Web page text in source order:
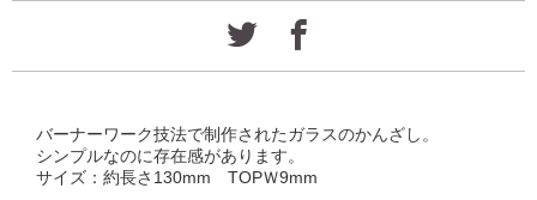
バーナーワーク技法で制作されたガラスのかんざし。
シンプルなのに存在感があります。
サイズ：約長さ130mm TOPＷ9mm